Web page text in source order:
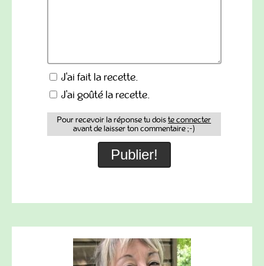
J'ai fait la recette.
J'ai goûté la recette.
Pour recevoir la réponse tu doiste connecter
avant de laisser ton commentaire ;-)